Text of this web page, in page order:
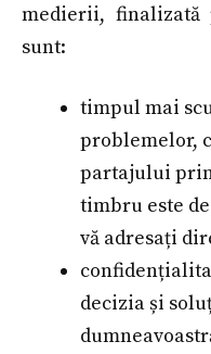
medierii, finalizată
sunt:
timpul mai
problemelor,
partajului
timbru este
vă adresați
decizia și